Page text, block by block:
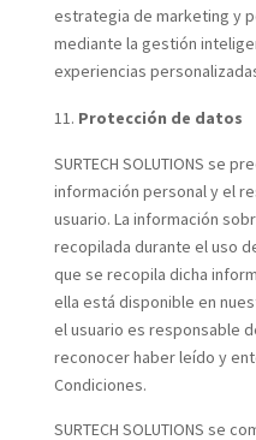
estrategia de marketing y
mediante la gestión
experiencias
Protección de datos
SURTECH SOLUTIONS se
información personal y el
usuario. La información
recopilada durante el uso
que se recopila dicha
ella está disponible en
el usuario es responsable
reconocer haber leído y
Condiciones.
SURTECH SOLUTIONS se